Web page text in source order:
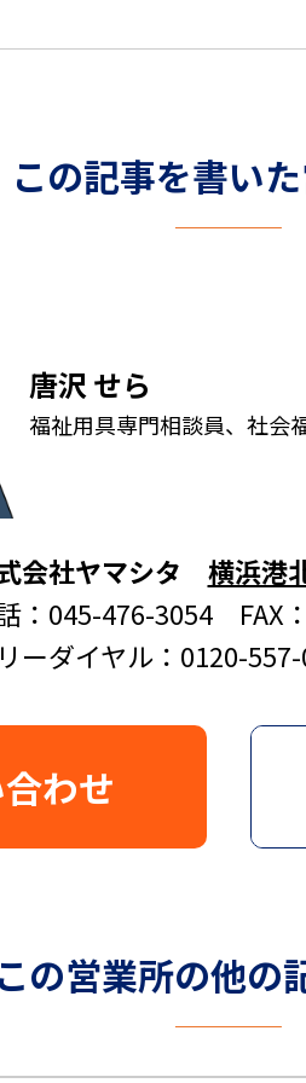
この記事を書い
唐沢 せら
福祉用具専門相談員、社会
会社ヤマシタ 横浜港
：045-476-3054 FAX
ーダイヤル：0120-
わせ
この営業所の他の